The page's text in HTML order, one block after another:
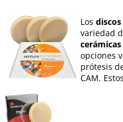
Los
variedad
opciones
prótesis
CAM.